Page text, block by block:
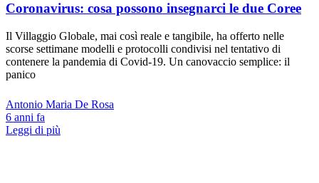
Coronavirus: cosa possono insegnarci le due Coree
Il Villaggio Globale, mai così reale e tangibile, ha offerto nelle
scorse settimane modelli e protocolli condivisi nel tentativo di
contenere la pandemia di Covid-19. Un canovaccio semplice: il
panico
Antonio Maria De Rosa
6 anni fa
Leggi di più